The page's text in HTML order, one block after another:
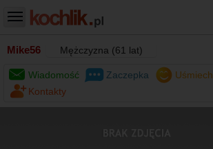
Mike56 Mężczyzna (61 lat)
Wiadomość Zaczepka Uśmiech
Kontakty